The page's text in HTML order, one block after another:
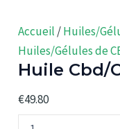
Accueil /Huiles/
Huiles/Gélules de
Huile Cbd/
€49.80